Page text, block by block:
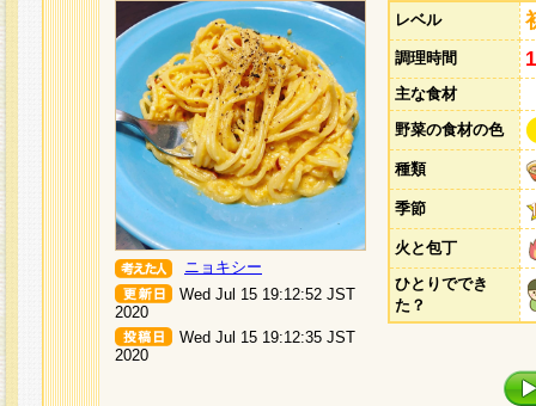
ニョキシー
Wed Jul 15 19:12:52 JST
2020
Wed Jul 15 19:12:35 JST
2020
レベル
調理時間
主な食材
野菜の食材の色
種類
季節
火と包丁
ひとりででき
た？